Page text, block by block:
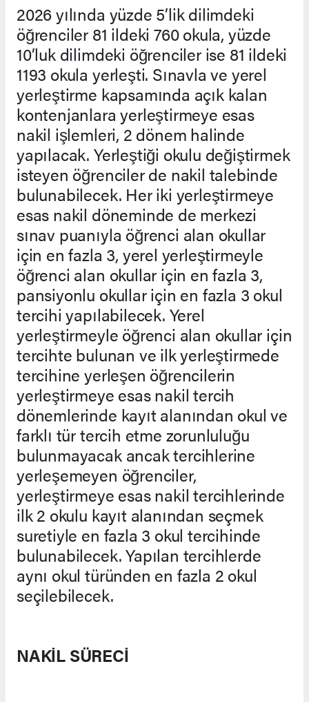
2026 yılında yüzde 5’lik dilimdeki
öğrenciler 81 ildeki 760 okula, yüzde
10’luk dilimdeki öğrenciler ise 81 ildeki
1193 okula yerleşti. Sınavla ve yerel
yerleştirme kapsamında açık kalan
kontenjanlara yerleştirmeye esas
nakil işlemleri, 2 dönem halinde
yapılacak. Yerleştiği okulu değiştirmek
isteyen öğrenciler de nakil talebinde
bulunabilecek. Her iki yerleştirmeye
esas nakil döneminde de merkezi
sınav puanıyla öğrenci alan okullar
için en fazla 3, yerel yerleştirmeyle
öğrenci alan okullar için en fazla 3,
pansiyonlu okullar için en fazla 3 okul
tercihi yapılabilecek. Yerel
yerleştirmeyle öğrenci alan okullar için
tercihte bulunan ve ilk yerleştirmede
tercihine yerleşen öğrencilerin
yerleştirmeye esas nakil tercih
dönemlerinde kayıt alanından okul ve
farklı tür tercih etme zorunluluğu
bulunmayacak ancak tercihlerine
yerleşemeyen öğrenciler,
yerleştirmeye esas nakil tercihlerinde
ilk 2 okulu kayıt alanından seçmek
suretiyle en fazla 3 okul tercihinde
bulunabilecek. Yapılan tercihlerde
aynı okul türünden en fazla 2 okul
seçilebilecek.
NAKİL SÜRECİ